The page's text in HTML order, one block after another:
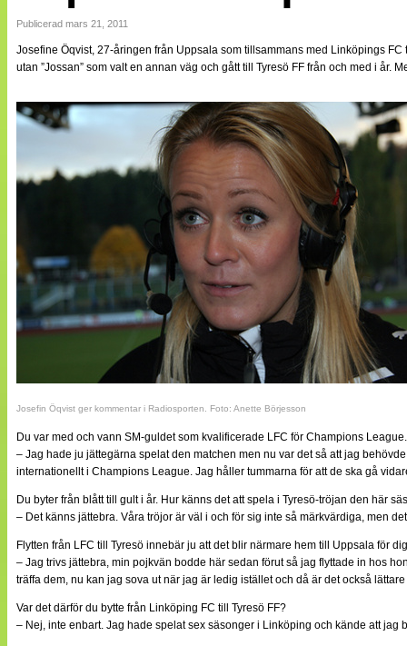
Internationellt
Bildreportage
Bloggar
Lagen
Cuper
Medlemsbilder
Till klubbkassan
Split vision
Om oss
Statistik
Tipsa Damfotboll
Kontakt
Publicerad mars 21, 2011
Josefine Öqvist, 27-åringen från Uppsala som tillsammans med Linköpings
utan ”Jossan” som valt en annan väg och gått till Tyresö FF från och med i
Josefin Öqvist ger kommentar i Radiosporten. Foto: Anette Börjesson
Du var med och vann SM-guldet som kvalificerade LFC för Champions
– Jag hade ju jättegärna spelat den matchen men nu var det så att jag
internationellt i Champions League. Jag håller tummarna för att de ska gå
Du byter från blått till gult i år. Hur känns det att spela i Tyresö-tröjan den här
– Det känns jättebra. Våra tröjor är väl i och för sig inte så märkvärdiga, men
Flytten från LFC till Tyresö innebär ju att det blir närmare hem till Uppsala för
– Jag trivs jättebra, min pojkvän bodde här sedan förut så jag flyttade in hos
träffa dem, nu kan jag sova ut när jag är ledig istället och då är det också
Var det därför du bytte från Linköping FC till Tyresö FF?
– Nej, inte enbart. Jag hade spelat sex säsonger i Linköping och kände att jag